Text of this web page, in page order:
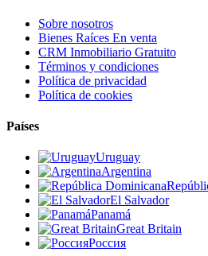
Sobre nosotros
Bienes Raíces En venta
CRM Inmobiliario Gratuito
Términos y condiciones
Política de privacidad
Política de cookies
Países
Uruguay
Argentina
El Salvador
Panamá
Great Britain
Россия